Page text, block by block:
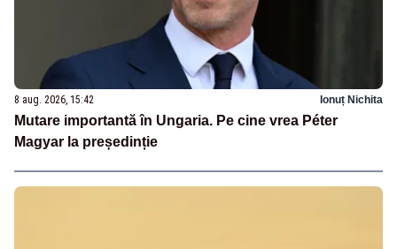
8 aug. 2026, 15:42 Ionuț Nichita
Mutare importantă în Ungaria. Pe cine vrea Péter
Magyar la președinție